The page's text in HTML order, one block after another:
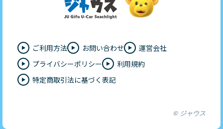
ご利用方法 お問い合わせ
運営会社
プライバシーポリシー
利用規約
特定商取引法に基づく表記
© ジャウス